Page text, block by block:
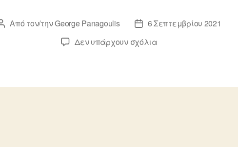
Συντάκτης
Από τον/τηνGeorge Panagoulis
Ημ.6 Σεπτεμβρίου 2021
Δεν υπάρχουν σχόλιαστο